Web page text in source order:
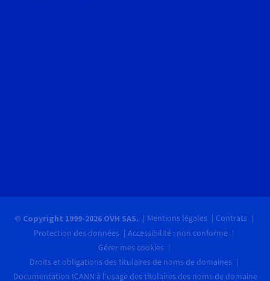
© Copyright 1999-2026 OVH SAS. Mentions légales
Contrats
Protection des données
Accessibilité : non conforme
Gérer mes cookies
Droits et obligations des titulaires de noms de domaines
Documentation ICANN à l'usage des titulaires des noms de domaine